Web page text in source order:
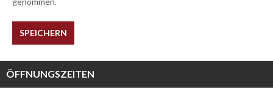
SPEICHERN
ÖFFNUNGSZEITEN